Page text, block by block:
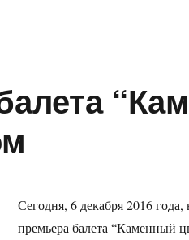
Сегодня, 6 декабря 2016
премьера балета “Каменный